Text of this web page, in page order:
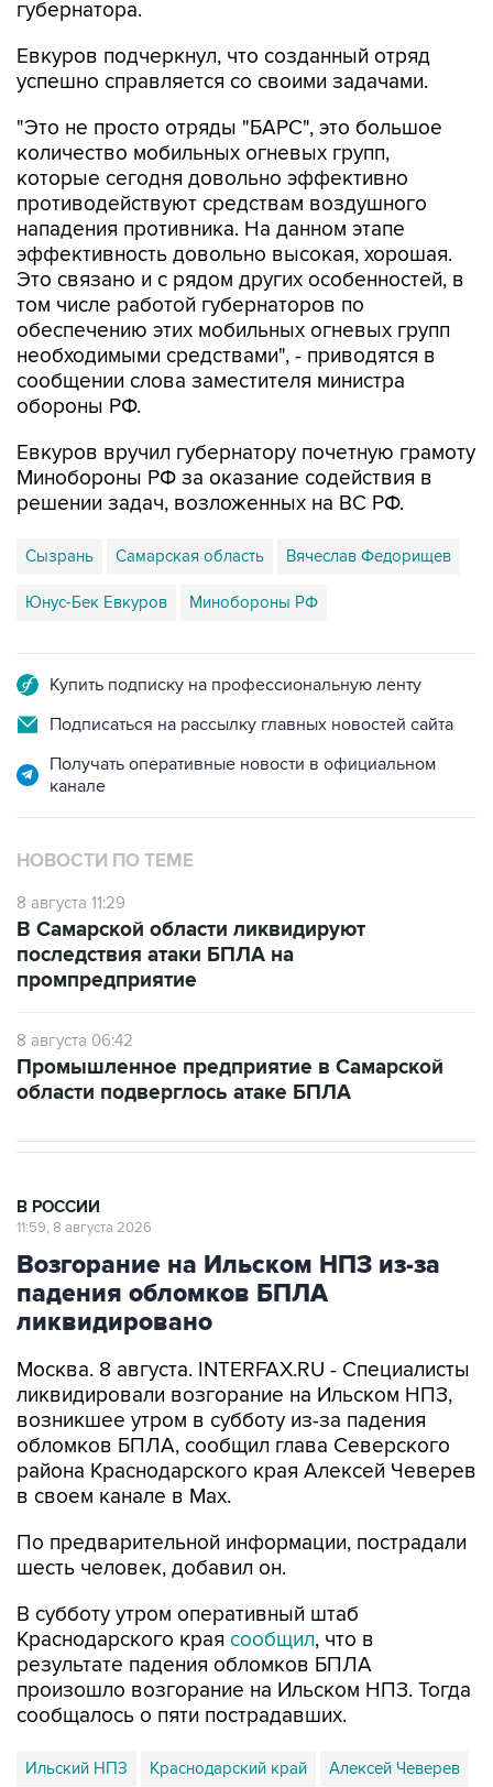
губернатора.
Евкуров подчеркнул, что созданный отряд
успешно справляется со своими задачами.
"Это не просто отряды "БАРС", это большое
количество мобильных огневых групп,
которые сегодня довольно эффективно
противодействуют средствам воздушного
нападения противника. На данном этапе
эффективность довольно высокая, хорошая.
Это связано и с рядом других особенностей, в
том числе работой губернаторов по
обеспечению этих мобильных огневых групп
необходимыми средствами", - приводятся в
сообщении слова заместителя министра
обороны РФ.
Евкуров вручил губернатору почетную грамоту
Минобороны РФ за оказание содействия в
решении задач, возложенных на ВС РФ.
Сызрань Самарская область Вячеслав Федорищев
Юнус-Бек Евкуров Минобороны РФ
Купить подписку на профессиональную ленту
Подписаться на рассылку главных новостей сайта
Получать оперативные новости в официальном
канале
НОВОСТИ ПО ТЕМЕ
8 августа 11:29
В Самарской области ликвидируют
последствия атаки БПЛА на
промпредприятие
8 августа 06:42
Промышленное предприятие в Самарской
области подверглось атаке БПЛА
В РОССИИ
11:59, 8 августа 2026
Возгорание на Ильском НПЗ из-за
падения обломков БПЛА
ликвидировано
Москва. 8 августа. INTERFAX.RU - Специалисты
ликвидировали возгорание на Ильском НПЗ,
возникшее утром в субботу из-за падения
обломков БПЛА, сообщил глава Северского
района Краснодарского края Алексей Чеверев
в своем канале в Max.
По предварительной информации, пострадали
шесть человек, добавил он.
В субботу утром оперативный штаб
Краснодарского края сообщил, что в
результате падения обломков БПЛА
произошло возгорание на Ильском НПЗ. Тогда
сообщалось о пяти пострадавших.
Ильский НПЗ Краснодарский край Алексей Чеверев